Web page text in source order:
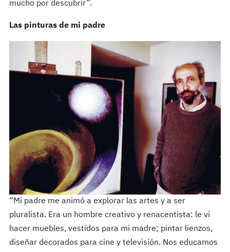
mucho por descubrir”.
Las pinturas de mi padre
“Mi padre me animó a explorar las artes y a ser
pluralista. Era un hombre creativo y renacentista: le vi
hacer muebles, vestidos para mi madre; pintar lienzos,
diseñar decorados para cine y televisión. Nos educamos